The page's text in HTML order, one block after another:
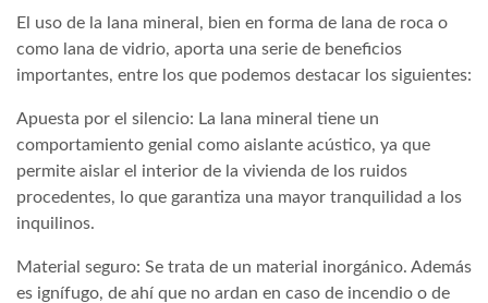
El uso de la lana mineral, bien en forma de lana de roca o
como lana de vidrio, aporta una serie de beneficios
importantes, entre los que podemos destacar los siguientes:
Apuesta por el silencio: La lana mineral tiene un
comportamiento genial como aislante acústico, ya que
permite aislar el interior de la vivienda de los ruidos
procedentes, lo que garantiza una mayor tranquilidad a los
inquilinos.
Material seguro: Se trata de un material inorgánico. Además
es ignífugo, de ahí que no ardan en caso de incendio o de